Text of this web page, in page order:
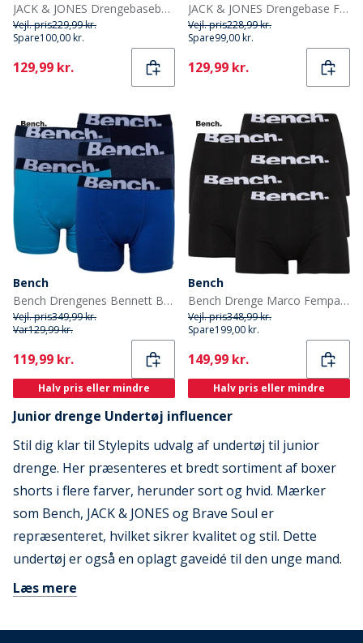
JACK & JONES Drengebaseboksere 5-pak Sort
Vejl. pris229,99 kr.
Spare100,00 kr.
Current
129,99 kr.
JACK & JONES Drengebase Fem-pak Underbukser Multi
Vejl. pris228,99 kr.
Spare99,00 kr.
Current
129,99 kr.
Bench
Bench Drengenes Bennett Boxer-pakke med 5 par Blå
Vejl. pris349,99 kr.
Var129,99 kr.
Current
119,99 kr.
Halv pris eller mindre
Bench
Bench Drenge Marco Fempak Boxer Sort
Vejl. pris348,99 kr.
Spare199,00 kr.
Current
149,99 kr.
Halv pris eller mindre
Junior drenge Undertøj influencer
Stil dig klar til Stylepits udvalg af undertøj til junior
drenge. Her præsenteres et bredt sortiment af boxer
shorts i flere farver, herunder sort og hvid. Mærker
som Bench, JACK & JONES og Brave Soul er
repræsenteret, hvilket sikrer kvalitet og stil. Dette
undertøj er også en oplagt gaveidé til den unge mand.
Læs mere